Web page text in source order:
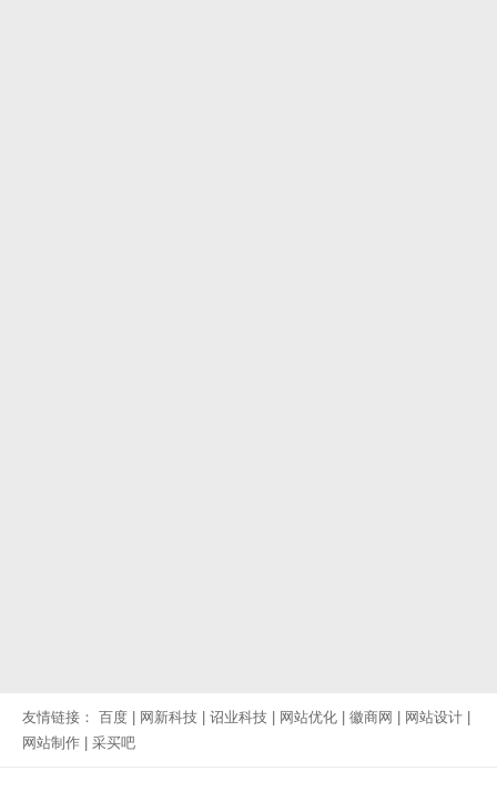
友情链接： 百度 | 网新科技 | 诏业科技 | 网站优化 | 徽商网 | 网站设计 |
网站制作 | 采买吧